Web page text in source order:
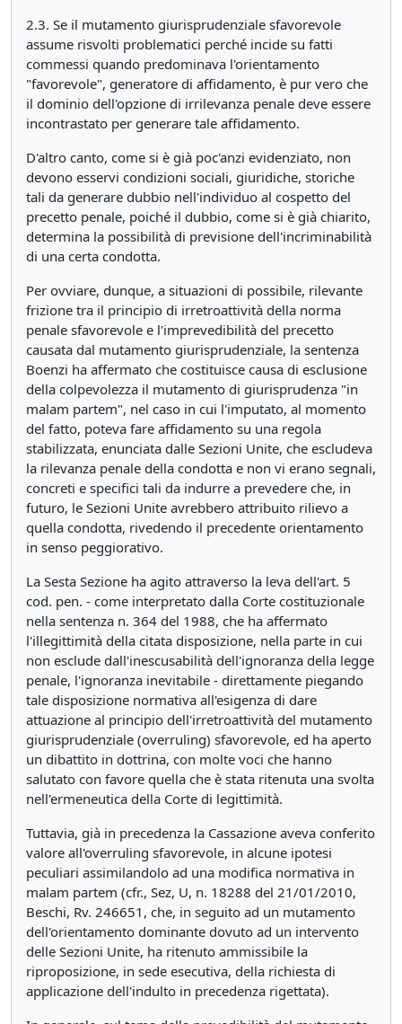
2.3. Se il mutamento giurisprudenziale sfavorevole
assume risvolti problematici perché incide su fatti
commessi quando predominava l'orientamento
"favorevole", generatore di affidamento, è pur vero che
il dominio dell'opzione di irrilevanza penale deve essere
incontrastato per generare tale affidamento.
D'altro canto, come si è già poc'anzi evidenziato, non
devono esservi condizioni sociali, giuridiche, storiche
tali da generare dubbio nell'individuo al cospetto del
precetto penale, poiché il dubbio, come si è già chiarito,
determina la possibilità di previsione dell'incriminabilità
di una certa condotta.
Per ovviare, dunque, a situazioni di possibile, rilevante
frizione tra il principio di irretroattività della norma
penale sfavorevole e l'imprevedibilità del precetto
causata dal mutamento giurisprudenziale, la sentenza
Boenzi ha affermato che costituisce causa di esclusione
della colpevolezza il mutamento di giurisprudenza "in
malam partem", nel caso in cui l'imputato, al momento
del fatto, poteva fare affidamento su una regola
stabilizzata, enunciata dalle Sezioni Unite, che escludeva
la rilevanza penale della condotta e non vi erano segnali,
concreti e specifici tali da indurre a prevedere che, in
futuro, le Sezioni Unite avrebbero attribuito rilievo a
quella condotta, rivedendo il precedente orientamento
in senso peggiorativo.
La Sesta Sezione ha agito attraverso la leva dell'art. 5
cod. pen. - come interpretato dalla Corte costituzionale
nella sentenza n. 364 del 1988, che ha affermato
l'illegittimità della citata disposizione, nella parte in cui
non esclude dall'inescusabilità dell'ignoranza della legge
penale, l'ignoranza inevitabile - direttamente piegando
tale disposizione normativa all'esigenza di dare
attuazione al principio dell'irretroattività del mutamento
giurisprudenziale (overruling) sfavorevole, ed ha aperto
un dibattito in dottrina, con molte voci che hanno
salutato con favore quella che è stata ritenuta una svolta
nell'ermeneutica della Corte di legittimità.
Tuttavia, già in precedenza la Cassazione aveva conferito
valore all'overruling sfavorevole, in alcune ipotesi
peculiari assimilandolo ad una modifica normativa in
malam partem (cfr., Sez, U, n. 18288 del 21/01/2010,
Beschi, Rv. 246651, che, in seguito ad un mutamento
dell'orientamento dominante dovuto ad un intervento
delle Sezioni Unite, ha ritenuto ammissibile la
riproposizione, in sede esecutiva, della richiesta di
applicazione dell'indulto in precedenza rigettata).